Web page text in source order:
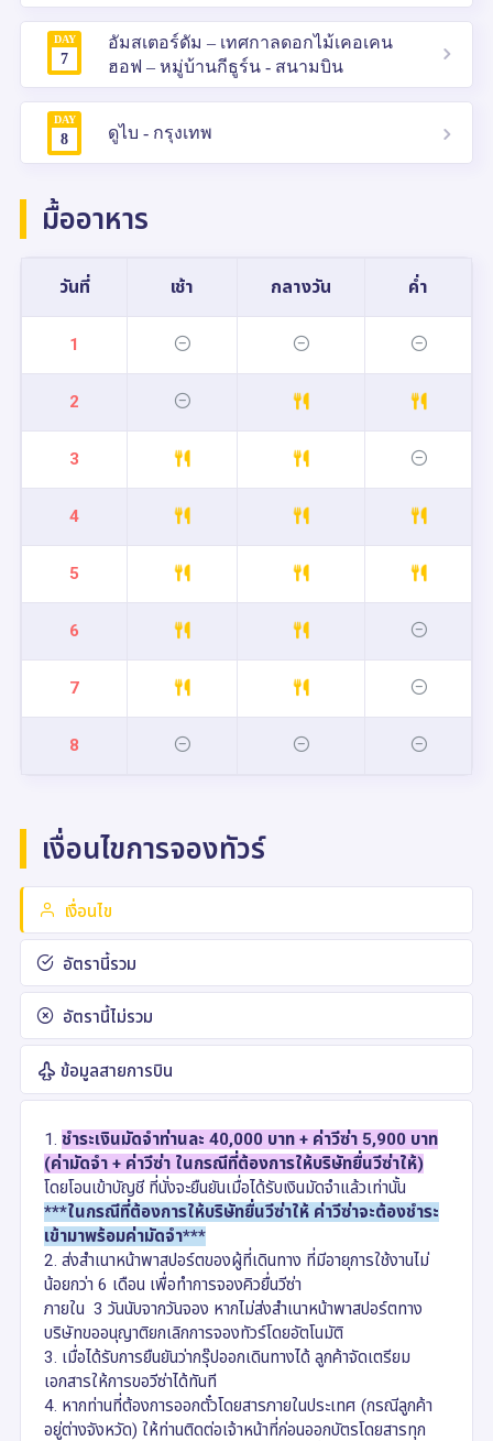
DAY
7
อัมสเตอร์ดัม – เทศกาลดอกไม้เคอเคน
ฮอฟ – หมู่บ้านกีธูร์น - สนามบิน
DAY
8 ดูไบ - กรุงเทพ
มื้ออาหาร
วันที่ เช้า กลางวัน ค่ำ
1
2
3
4
5
6
7
8
เงื่อนไขการจองทัวร์
เงื่อนไข
อัตรานี้รวม
อัตรานี้ไม่รวม
ข้อมูลสายการบิน
1. ชำระเงินมัดจำท่านละ 40,000 บาท + ค่าวีซ่า 5,900 บาท
(ค่ามัดจำ + ค่าวีซ่า ในกรณีที่ต้องการให้บริษัทยื่นวีซ่าให้)
โดยโอนเข้าบัญชี ที่นั่งจะยืนยันเมื่อได้รับเงินมัดจำแล้วเท่านั้น
***ในกรณีที่ต้องการให้บริษัทยื่นวีซ่าให้ ค่าวีซ่าจะต้องชำระ
เข้ามาพร้อมค่ามัดจำ***
2. ส่งสำเนาหน้าพาสปอร์ตของผู้ที่เดินทาง ที่มีอายุการใช้งานไม่
น้อยกว่า 6 เดือน เพื่อทำการจองคิวยื่นวีซ่า
ภายใน 3 วันนับจากวันจอง หากไม่ส่งสำเนาหน้าพาสปอร์ตทาง
บริษัทขออนุญาติยกเลิกการจองทัวร์โดยอัตโนมัติ
3. เมื่อได้รับการยืนยันว่ากรุ๊ปออกเดินทางได้ ลูกค้าจัดเตรียม
เอกสารให้การขอวีซ่าได้ทันที
4. หากท่านที่ต้องการออกตั๋วโดยสารภายในประเทศ (กรณีลูกค้า
อยู่ต่างจังหวัด) ให้ท่านติดต่อเจ้าหน้าที่ก่อนออกบัตรโดยสารทุก